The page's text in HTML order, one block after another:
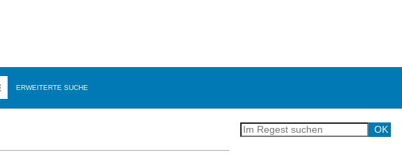
ERWEITERTE SUCHE